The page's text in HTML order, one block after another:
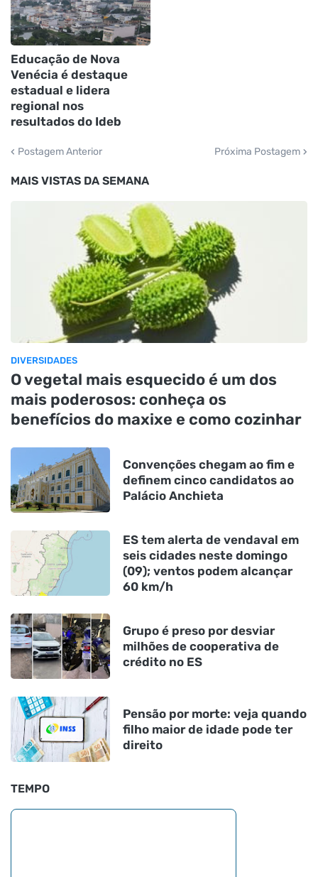
Educação de Nova
Venécia é destaque
estadual e lidera
regional nos
resultados do Ideb
Postagem Anterior Próxima Postagem
MAIS VISTAS DA SEMANA
DIVERSIDADES
O vegetal mais esquecido é um dos
mais poderosos: conheça os
benefícios do maxixe e como cozinhar
Convenções chegam ao fim e
definem cinco candidatos ao
Palácio Anchieta
ES tem alerta de vendaval em
seis cidades neste domingo
(09); ventos podem alcançar
60 km/h
Grupo é preso por desviar
milhões de cooperativa de
crédito no ES
Pensão por morte: veja quando
filho maior de idade pode ter
direito
TEMPO